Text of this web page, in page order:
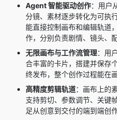
Agent 智能驱动创作：用户
分镜、素材逐步转化为可执
能直接控制画布和编辑轨道
作，分别负责剧情、镜头、
无限画布与工作流管理：用
合丰富的卡片，搭建并保存
终发布，整个创作过程能在
高精度剪辑轨道：画布上的
支持剪切、参数调节、关键
足从创意到交付的端到端创作